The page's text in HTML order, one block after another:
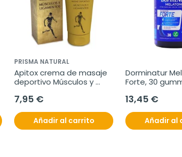
PRISMA NATURAL
Apitox crema de masaje
deportivo Músculos y
7,95 €
Añadir al carrito
Dorminatur
Forte, 30
13,45 €
Añadir al